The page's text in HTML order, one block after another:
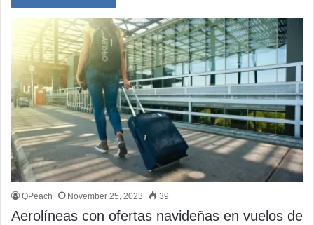
QPeach November 25, 2023 39
Aerolíneas con ofertas navideñas en vuelos de